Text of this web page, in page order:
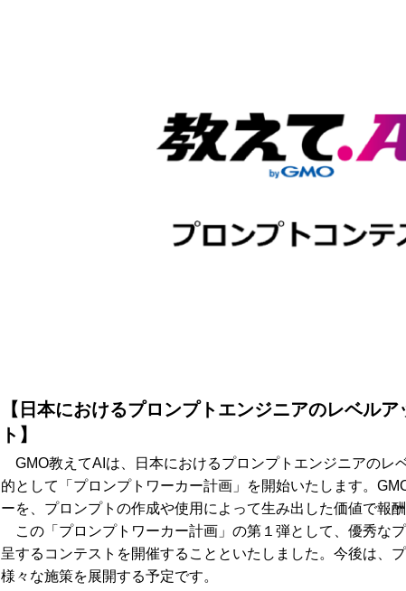
【日本におけるプロンプトエンジニアのレベル
ト】
GMO教えてAIは、日本におけるプロンプトエンジニアのレ
的として「プロンプトワーカー計画」を開始いたします。
ーを、プロンプトの作成や使用によって生み出した価値で報
この「プロンプトワーカー計画」の第１弾として、優秀な
呈するコンテストを開催することといたしました。今後は、
様々な施策を展開する予定です。